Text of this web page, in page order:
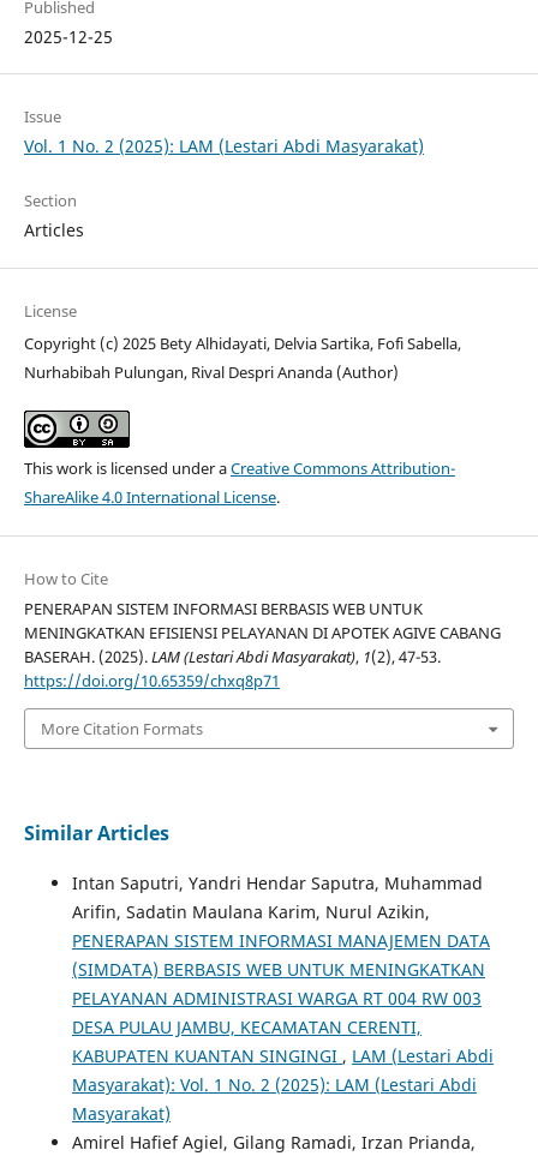
Published
2025-12-25
Issue
Vol. 1 No. 2 (2025): LAM (Lestari Abdi Masyarakat)
Section
Articles
License
Copyright (c) 2025 Bety Alhidayati, Delvia Sartika, Fofi Sabella,
Nurhabibah Pulungan, Rival Despri Ananda (Author)
This work is licensed under aCreative Commons Attribution-
ShareAlike 4.0 International License.
How to Cite
PENERAPAN SISTEM INFORMASI BERBASIS WEB UNTUK
MENINGKATKAN EFISIENSI PELAYANAN DI APOTEK AGIVE CABANG
BASERAH. (2025).LAM (Lestari Abdi Masyarakat), 1(2), 47-53.
https://doi.org/10.65359/chxq8p71
More Citation Formats
Similar Articles
Intan Saputri, Yandri Hendar Saputra, Muhammad
Arifin, Sadatin Maulana Karim, Nurul Azikin,
PENERAPAN SISTEM INFORMASI MANAJEMEN DATA
(SIMDATA) BERBASIS WEB UNTUK MENINGKATKAN
PELAYANAN ADMINISTRASI WARGA RT 004 RW 003
DESA PULAU JAMBU, KECAMATAN CERENTI,
KABUPATEN KUANTAN SINGINGI , LAM (Lestari Abdi
Masyarakat): Vol. 1 No. 2 (2025): LAM (Lestari Abdi
Masyarakat)
Amirel Hafief Agiel, Gilang Ramadi, Irzan Prianda,